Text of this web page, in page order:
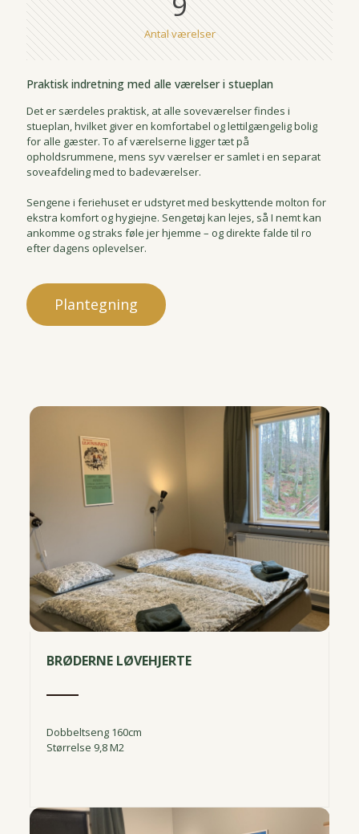
Antal værelser
Praktisk indretning med alle værelser i stueplan
Det er særdeles praktisk, at alle soveværelser findes i
stueplan, hvilket giver en komfortabel og lettilgængelig bolig
for alle gæster. To af værelserne ligger tæt på
opholdsrummene, mens syv værelser er samlet i en separat
soveafdeling med to badeværelser.
Sengene i feriehuset er udstyret med beskyttende molton for
ekstra komfort og hygiejne. Sengetøj kan lejes, så I nemt kan
ankomme og straks føle jer hjemme – og direkte falde til ro
efter dagens oplevelser.
Plantegning
BRØDERNE LØVEHJERTE
Dobbeltseng 160cm
Størrelse 9,8 M2